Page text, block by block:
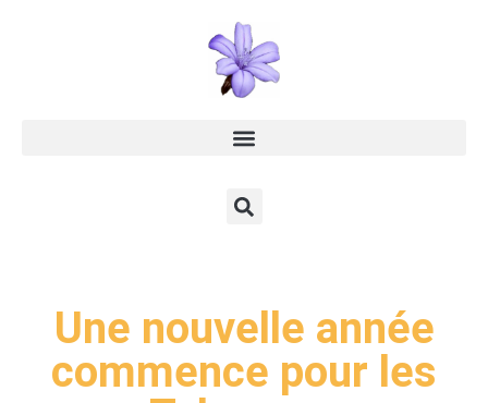
Une nouvelle année
commence pour les